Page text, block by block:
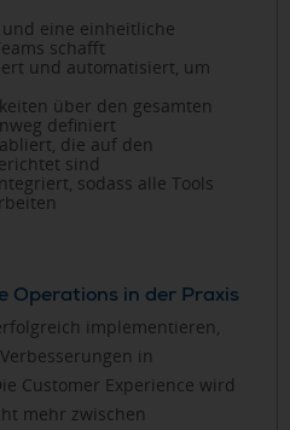
eine einheitliche
schafft
und automatisiert, um
über den gesamten
definiert
die auf den
sind
sodass alle Tools
Operations in der Praxis
implementieren,
in
Customer Experience wird
mehr zwischen